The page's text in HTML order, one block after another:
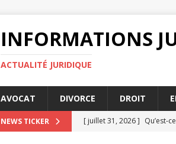
INFORMATIONS
ACTUALITÉ JURIDIQUE
AVOCAT DIVORCE DROIT
NEWS TICKER [ juillet 31, 2026 ] Qu’est-